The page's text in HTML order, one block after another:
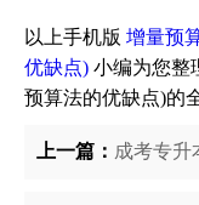
以上手机版 增量预
优缺点) 小编为您整
预算法的优缺点)的
上一篇： 成考专升